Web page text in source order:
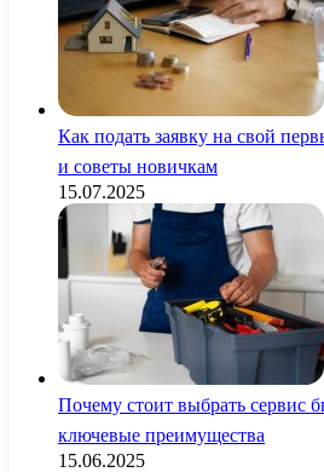
Как подать заявку на свой
и советы новичкам
15.07.2025
Почему стоит выбрать сервис
ключевые преимущества
15.06.2025